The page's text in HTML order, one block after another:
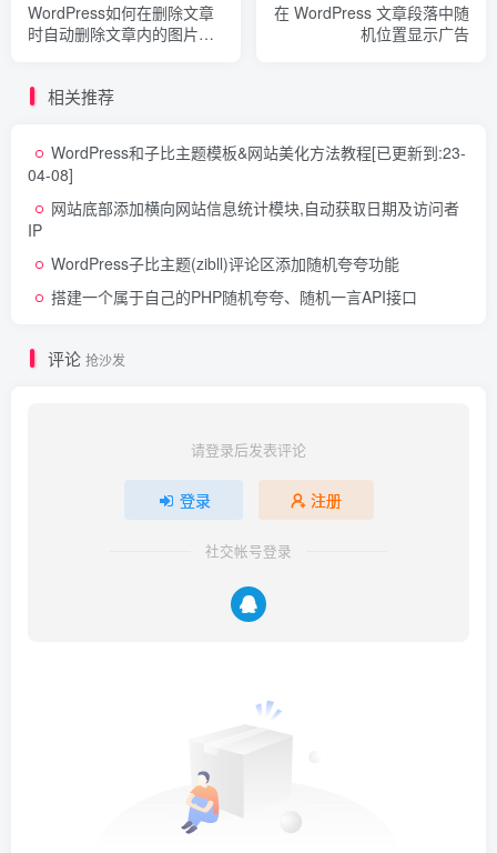
WordPress如何在删除文章
时自动删除文章内的图片附
在 WordPress 文章段落中随
机位置显示广告
相关推荐
WordPress和子比主题模板&网站美化方法教程[已更新到:23-
04-08]
网站底部添加横向网站信息统计模块,自动获取日期及访问者
IP
WordPress子比主题(zibll)评论区添加随机夸夸功能
搭建一个属于自己的PHP随机夸夸、随机一言API接口
评论 抢沙发
请登录后发表评论
登录 注册
社交帐号登录